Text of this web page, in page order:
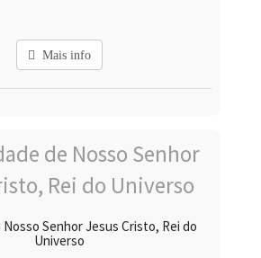
Mais info
Senhor Jesus Cristo, Rei do
Universo